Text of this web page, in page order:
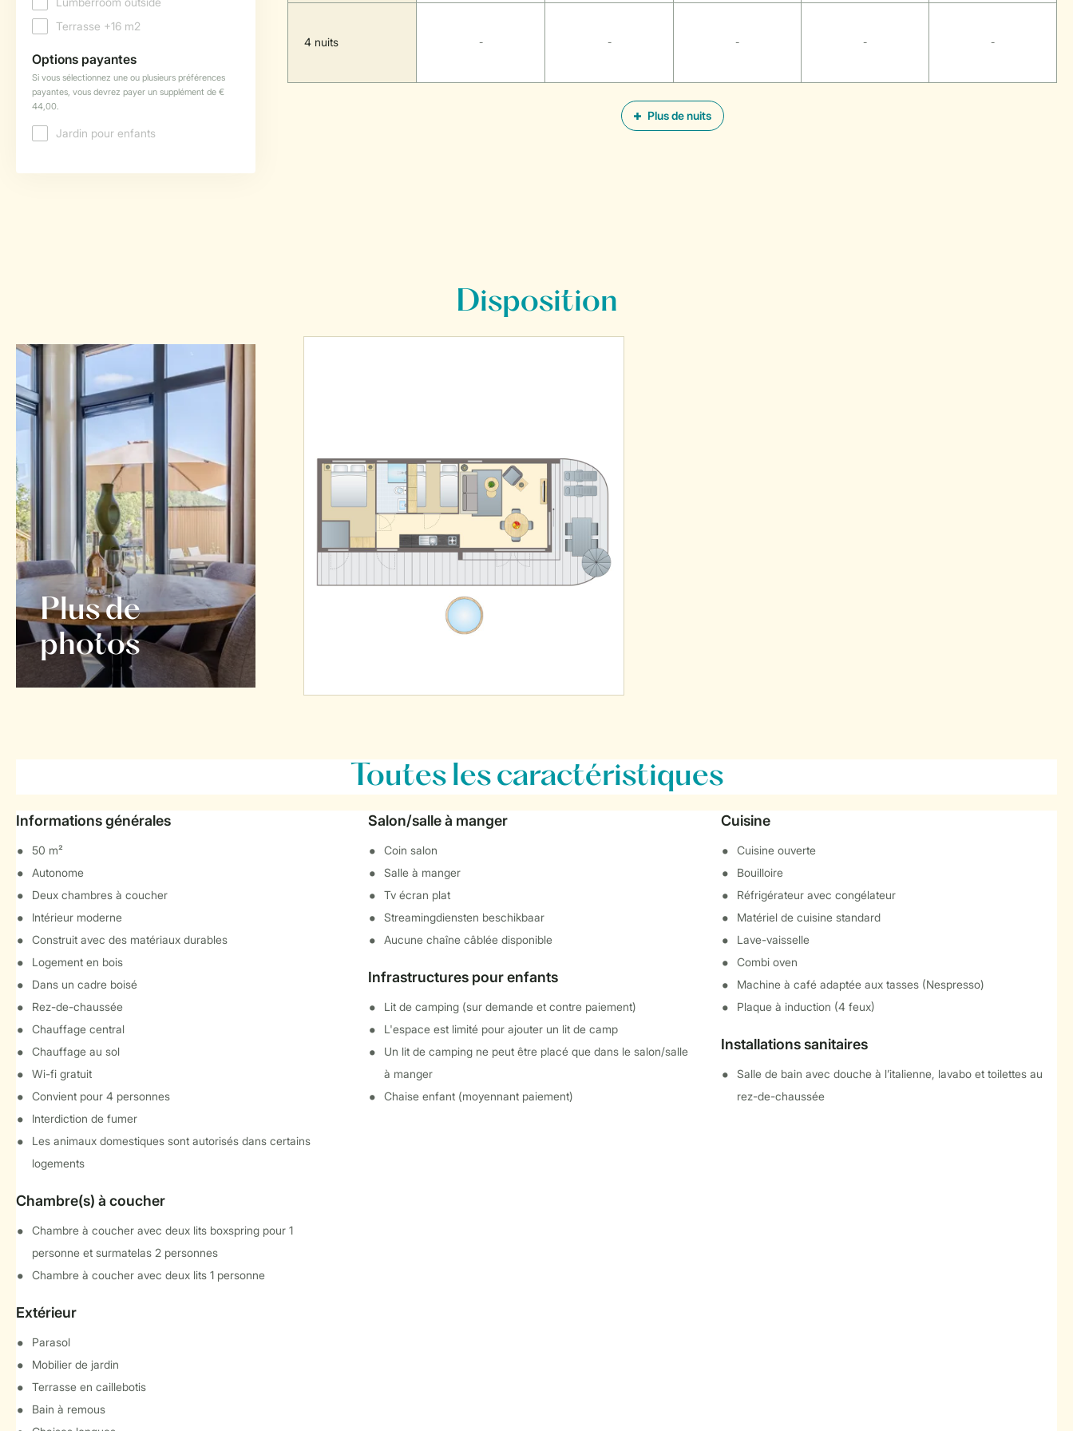
Plus de nuits
4 nuits - - - - -
Disposition
Plus de
photos
Toutesles caractéristiques
Informations générales
50 m²
Autonome
Deux chambres à coucher
Intérieur moderne
Construit avec des matériaux durables
Logement en bois
Dans un cadre boisé
Rez-de-chaussée
Chauffage central
Chauffage au sol
Wi-fi gratuit
Convient pour 4 personnes
Interdiction de fumer
Les animaux domestiques sont autorisés dans certains
logements
Chambre(s) à coucher
Chambre à coucher avec deux lits boxspring pour 1
personne et surmatelas 2 personnes
Chambre à coucher avec deux lits 1 personne
Extérieur
Parasol
Mobilier de jardin
Terrasse en caillebotis
Bain à remous
Salon/salle à manger
Coin salon
Salle à manger
Tv écran plat
Streamingdiensten beschikbaar
Aucune chaîne câblée disponible
Infrastructures pour enfants
Lit de camping (sur demande et contre paiement)
L'espace est limité pour ajouter un lit de camp
Un lit de camping ne peut être placé que dans le salon/salle
à manger
Chaise enfant (moyennant paiement)
Cuisine
Cuisine ouverte
Bouilloire
Réfrigérateur avec congélateur
Matériel de cuisine standard
Lave-vaisselle
Combi oven
Machine à café adaptée aux tasses (Nespresso)
Plaque à induction (4 feux)
Installations sanitaires
Salle de bain avec douche à l’italienne, lavabo et toilettes au
rez-de-chaussée